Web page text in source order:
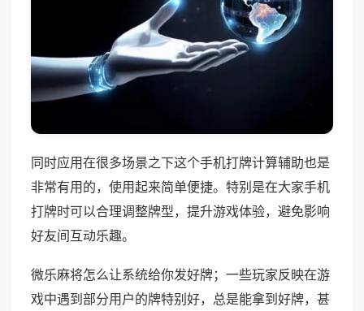
同时应用在很多场景之下这个手机打牌计算辅助也是
非常有用的，使用起来简单便捷。特别是在大家手机
打牌时可以合理调整牌型，提升游戏体验，避免影响
好友间互动乐趣。
微乐麻将怎么让系统给你发好牌；一些玩家反映在游
戏中遇到部分用户的牌特别好，总是能拿到好牌，甚